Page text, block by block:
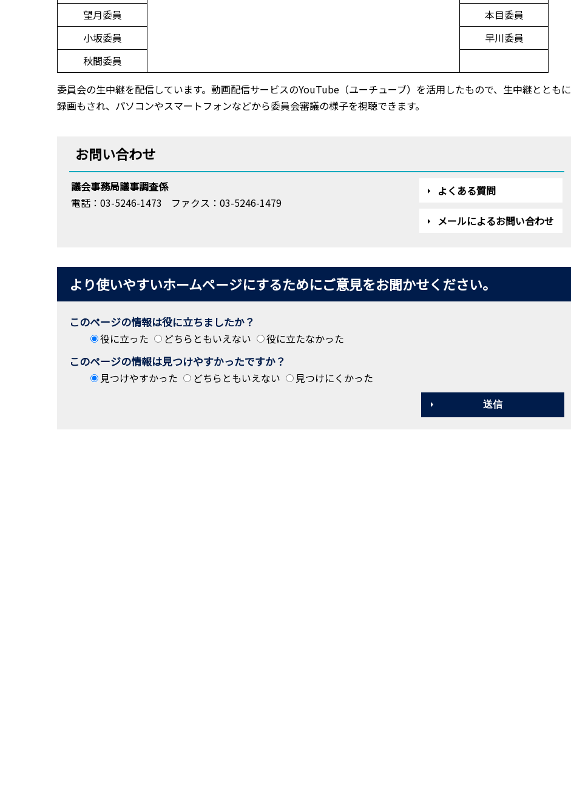
望月委員
本目委員
小坂委員
早川委員
秋間委員
委員会の生中継を配信しています。動画配信サービスのYouTube（ユーチューブ）を活用したもので、生中継とともに
録画もされ、パソコンやスマートフォンなどから委員会審議の様子を視聴できます。
お問い合わせ
議会事務局議事調査係
電話：03-5246-1473
ファクス：03-5246-1479
よくある質問
メールによるお問い合わせ
より使いやすいホームページにするためにご意見をお聞かせください。
このページの情報は役に立ちましたか？
役に立った どちらともいえない 役に立たなかった
このページの情報は見つけやすかったですか？
見つけやすかった どちらともいえない 見つけにくかった